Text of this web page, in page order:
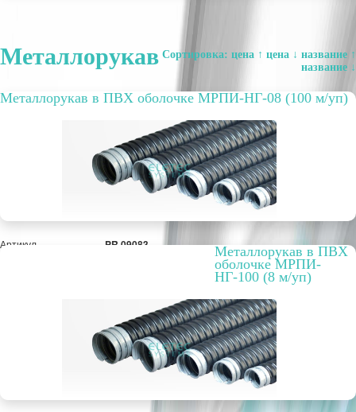
Металлорукав Сортировка: цена ↑ цена ↓ название ↑
название ↓
Металлорукав в ПВХ оболочке МРПИ-НГ-08 (100 м/уп)
Артикул PR.09083
19,20 руб.
Металлорукав в ПВХ
оболочке МРПИ-
НГ-100 (8 м/уп)